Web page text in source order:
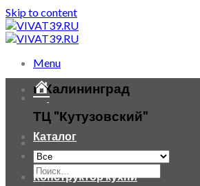
Skip to content
Menu
г. Калининград
ТЦ "Кутузовский"
Каталог
Конструктор кухни